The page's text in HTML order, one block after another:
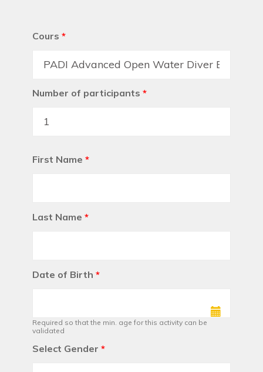
Cours *
Number of participants *
First Name *
Last Name *
Date of Birth *
Required so that the min. age for this activity can be
validated
Select Gender *